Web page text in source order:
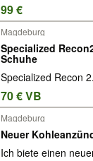
99 €
Magdeburg
Specialized
Schuhe
Specialized Recon
70 € VB
Magdeburg
Neuer
Ich biete einen